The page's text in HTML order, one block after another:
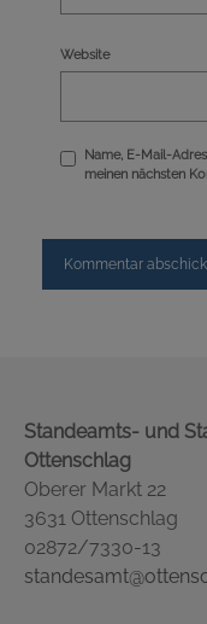
Website
Name, E-Mail-
meinen nächsten
Standeamts- und
Ottenschlag
Oberer Markt 22
3631 Ottenschlag
02872/7330-13